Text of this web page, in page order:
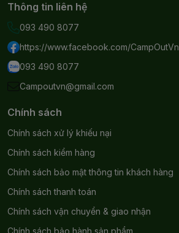
Thông tin liên hệ
093 490 8077
https://www.facebook.com/CampOutVn
093 490 8077
Campoutvn@gmail.com
Chính sách
Chính sách xử lý khiếu nại
Chính sách kiểm hàng
Chính sách bảo mật thông tin khách hàng
Chính sách thanh toán
Chính sách vận chuyển & giao nhận
Chính sách bảo hành sản phẩm